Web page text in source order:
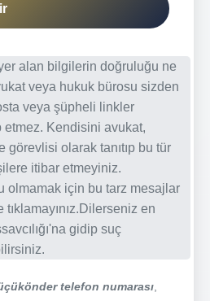
alan bilgilerin doğruluğu ne
veya hukuk bürosu sizden
veya şüpheli linkler
Kendisini avukat,
olarak tanıtıp bu tür
itibar etmeyiniz.
olmamak için bu tarz mesajlar
tıklamayınız.Dilerseniz en
gidip suç
telefon numarası